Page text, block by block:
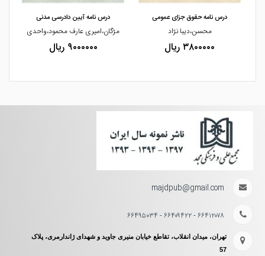
درس نامه حقوق جزای عمومی
محسن،دیبا نژاد
۳۸۰۰۰۰۰ ریال
درس نامه آیین دادرسی مدنی
مژگان،امیری عارف محمود،واحدی
۹۰۰۰۰۰۰ ریال
majdpub@gmail.com
۶۶۴۱۲۰۷۸ - ۶۶۴۰۹۴۲۲ - ۶۶۴۹۵۰۳۴
تهران، میدان انقلاب، تقاطع خیابان منیری جاوید و شهدای ژاندارمری، پلاک
57